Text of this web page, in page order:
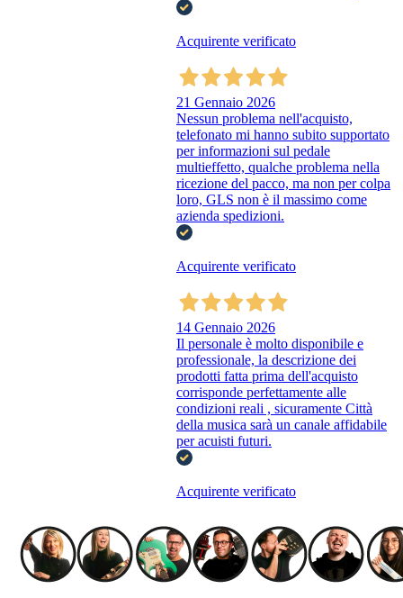
Acquirente verificato
21 Gennaio 2026
Nessun problema nell'acquisto,
telefonato mi hanno subito supportato
per informazioni sul pedale
multieffetto, qualche problema nella
ricezione del pacco, ma non per colpa
loro, GLS non è il massimo come
azienda spedizioni.
Acquirente verificato
14 Gennaio 2026
Il personale è molto disponibile e
professionale, la descrizione dei
prodotti fatta prima dell'acquisto
corrisponde perfettamente alle
condizioni reali , sicuramente Città
della musica sarà un canale affidabile
per acuisti futuri.
Acquirente verificato